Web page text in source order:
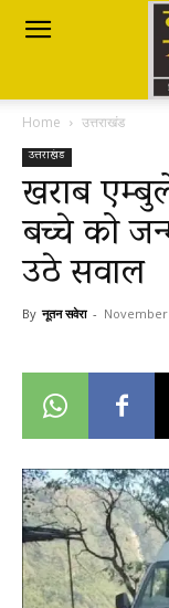
Nutan
Savera
नूतन
सवेरा
Breaking
News
Home उत्तराखंड
उत्तराखंड
खराब
बच्चे को
उठे सवाल
By नूतन सवेरा - November